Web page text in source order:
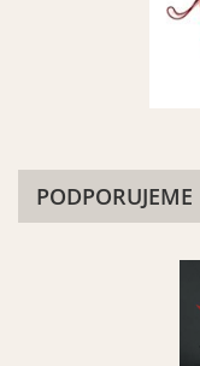
PODPORUJEME